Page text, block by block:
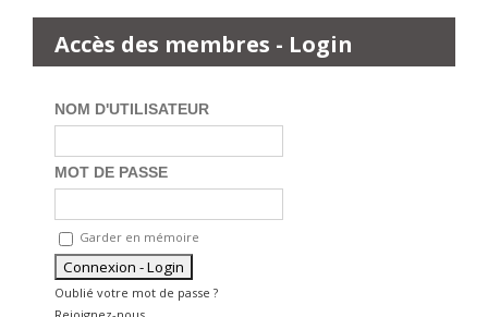
Accès des membres - Login
NOM D'UTILISATEUR
MOT DE PASSE
Garder en mémoire
Oublié votre mot de passe ?